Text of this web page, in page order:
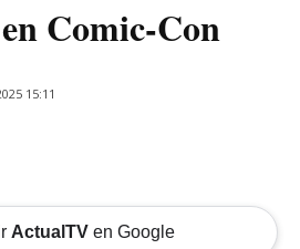
Comic-Con
15:11
ActualTVen Google